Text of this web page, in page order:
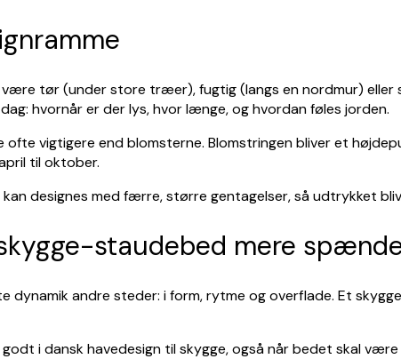
være tør (under store træer), fugtig (langs en nordmur) eller
hvornår er der lys, hvor længe, og hvordan føles jorden.
ofte vigtigere end blomsterne. Blomstringen bliver et
til oktober.
designes med færre, større gentagelser, så udtrykket
staudebed mere
dynamik andre steder: i form, rytme og overflade. Et
i dansk havedesign til skygge, også når bedet skal